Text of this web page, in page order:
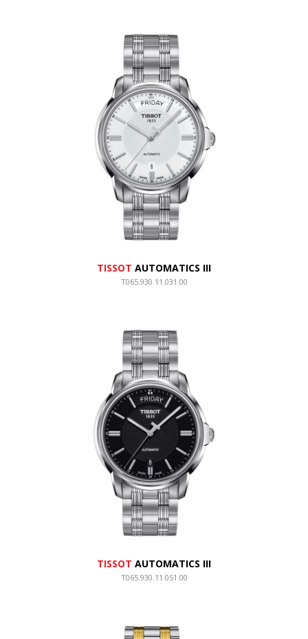
TISSOT AUTOMATICS III
T065.930.11.031.00
TISSOT AUTOMATICS III
T065.930.11.051.00